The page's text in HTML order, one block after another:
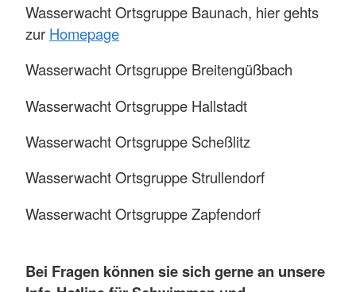
Wasserwacht Ortsgruppe Baunach, hier gehts
zur Homepage
Wasserwacht Ortsgruppe Breitengüßbach
Wasserwacht Ortsgruppe Hallstadt
Wasserwacht Ortsgruppe Scheßlitz
Wasserwacht Ortsgruppe Strullendorf
Wasserwacht Ortsgruppe Zapfendorf
Bei Fragen können sie sich gerne an unsere